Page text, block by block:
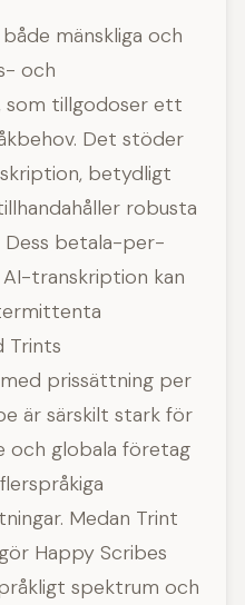
mänskliga och
och
som tillgodoser ett
Det stöder
betydligt
robusta
Dess betala-per-
transkription kan
Trints
prissättning per
är särskilt stark för
och globala företag
Medan Trint
Happy Scribes
spektrum och